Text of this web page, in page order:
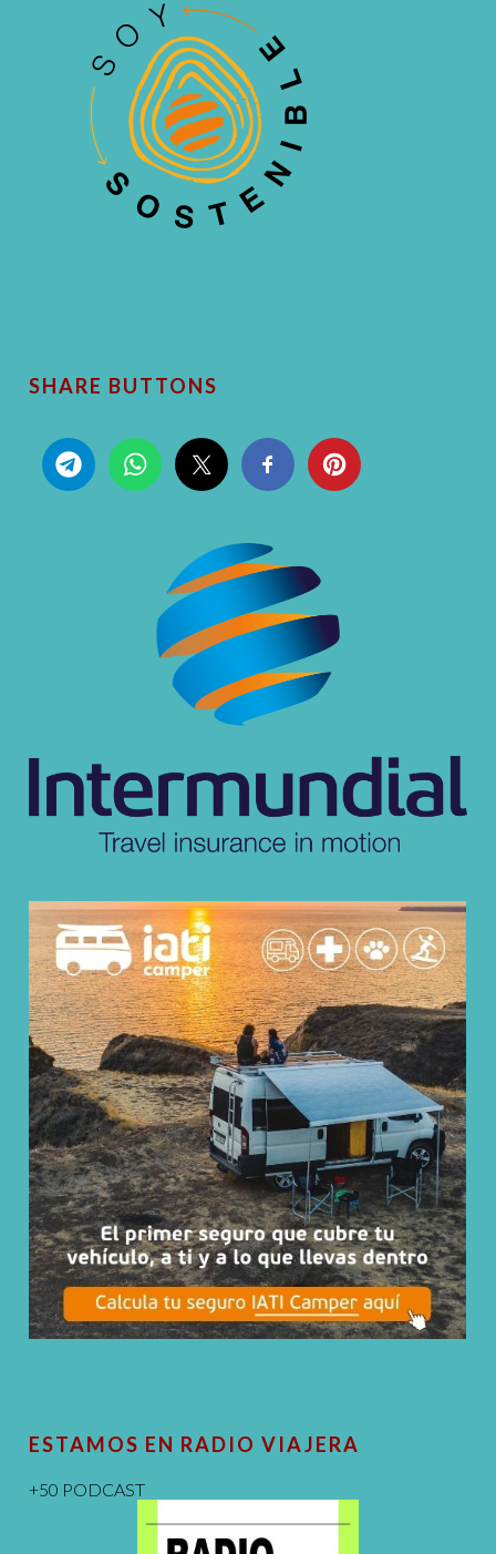
SHARE BUTTONS
ESTAMOS EN RADIO VIAJERA
+50 PODCAST